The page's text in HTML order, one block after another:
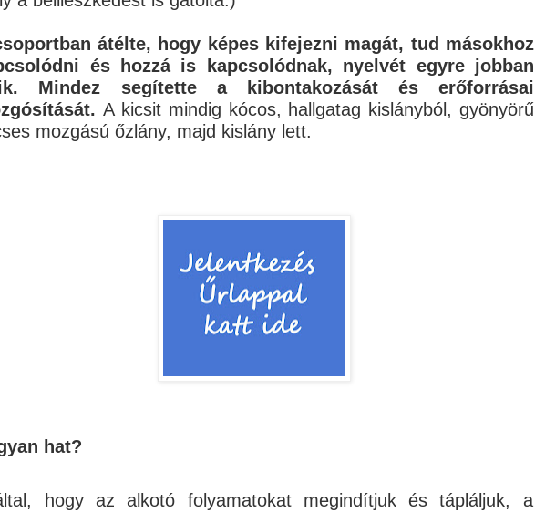
átélte, hogy képes kifejezni magát, tud másokhoz
és hozzá is kapcsolódnak, nyelvét egyre jobban
Mindez segítette a kibontakozását és erőforrásai
A kicsit mindig kócos, hallgatag kislányból, gyönyörű
mozgású őzlány, majd kislány lett.
hat?
hogy az alkotó folyamatokat megindítjuk és tápláljuk, a